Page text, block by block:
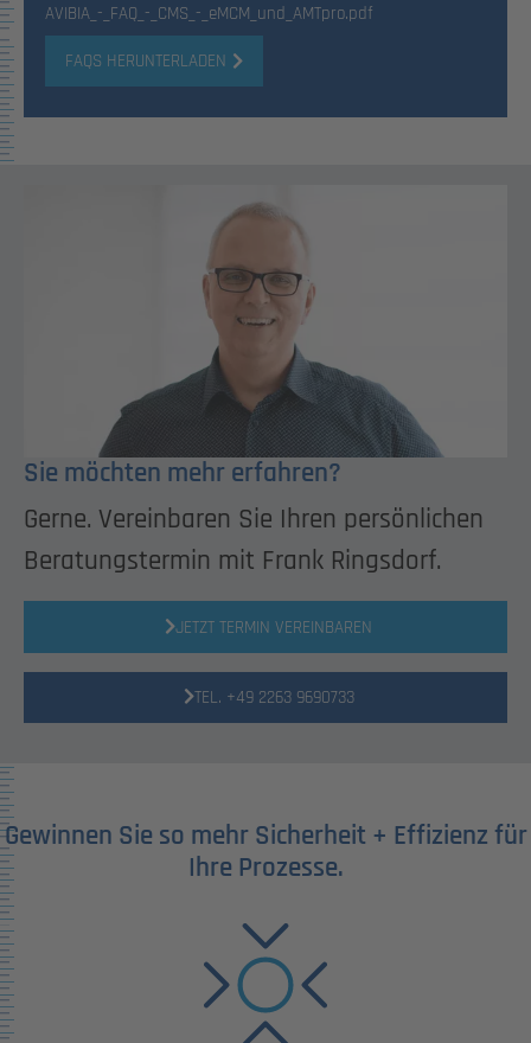
AVIBIA_-_FAQ_-_CMS_-_eMCM_und_AMTpro.pdf
FAQS HERUNTERLADEN
Sie möchten mehr erfahren?
Gerne. Vereinbaren Sie Ihren persönlichen
Beratungstermin mit Frank Ringsdorf.
JETZT TERMIN VEREINBAREN
TEL. +49 2263 9690733
Gewinnen Sie so mehr Sicherheit + Effizienz für
Ihre Prozesse.